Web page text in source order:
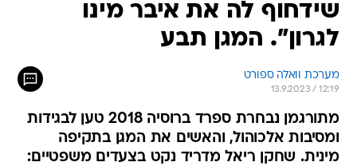
שידחוף לה את איבר מינו
לגרון". המגן תבע
מערכת וואלה ספורט
13.9.2023 / 12:19
מתורגמן נבחרת ספרד ברוסיה 2018 טען לבגידות
ומסיבות אלכוהול, והאשים את המגן בתקיפה
מינית. שחקן ריאל מדריד נקט בצעדים משפטיים: